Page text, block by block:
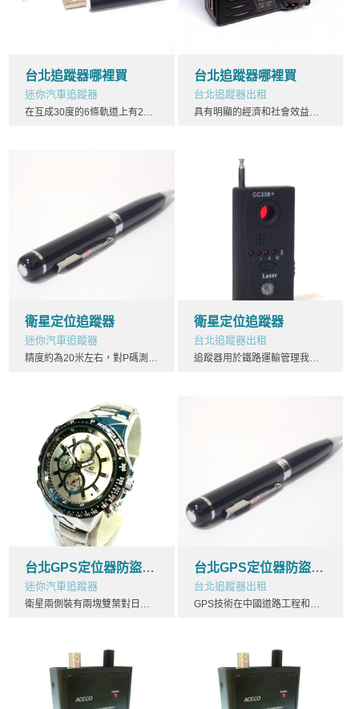
台北追蹤器哪裡買
迷你汽車追蹤器
在互成30度的6條軌道上有21個運作衛星和3個備份衛星。台北追蹤器這也是現在GPS衛星所使用的工作方式。計劃實施GPS計劃的實施共分三個階段：台北追蹤器第一階段為方案論證和初步設計階段。從1978年到1979年，由位於加利福尼亞的范登堡空軍基地採用雙子座火箭發射4顆試驗衛星，衛星運行軌道長半軸為26560km，傾角64度。台北追蹤器
台北追蹤器哪裡買
台北追蹤器出租
具有明顯的經濟和社會效益。台北追蹤器GPS在汽車導航和交通管理中的應用三維導航是GPS的首要功能，飛機、輪船、台北追蹤器地面車輛以及步行者都可以利用GPS導航器進行導航。汽車導航系統是在全球定位系統GPS基礎上發展起來的一門新型技術。汽車導航系統由GPS導航、台北追蹤器自律導航、微處理機、車速感測器
衛星定位追蹤器
迷你汽車追蹤器
精度約為20米左右，對P碼測得的偽距稱為P碼偽距，追蹤器精度約為2米左右。GPS接收機對收到的衛星信號，進行解碼或採用其它技術追蹤器，將調製在載波上的信息去掉后，就可以恢復載波。嚴格而言，載波相位應被稱為載波拍頻相位，它是收到的受多普勒頻移影響的衛星信號載波相位與接收機本機振蕩產生信號相位之差追蹤器。
衛星定位追蹤器
台北追蹤器出租
追蹤器用於鐵路運輸管理我國鐵路開發的基於GPS的電腦管理信息系統，可以通過GPS和電腦網路實時收集全路列車、機車、車輛、追蹤器集裝箱及所運貨物的動態信息，可實現列車、貨物追蹤管理。只要知道貨車的車種、追蹤器車型、車號，就可以立即從近10萬公裡的鐵路網上流動著的幾十萬輛貨車中找到該貨車
台北GPS定位器防盜3G
迷你汽車追蹤器
衛星兩側裝有兩塊雙葉對日定向太陽能電池帆板（BLOCK I），台北GPS定位器全長5.33m，台北GPS定位器接受日光面積為7.2 {displaystyle m^{2}} m^{2}。對日定向系統控制兩翼電池帆板旋轉，使板面始終對準太陽，為衛星不斷提供電力，並給三組15Ah鎳鎘電池充電，以保證衛星在地球陰影部分仍能正常工作。在星體底部裝有12個單元的多波束定向天線台北GPS定位器台北GPS定位器
台北GPS定位器防盜3G
台北追蹤器出租
GPS技術在中國道路工程和交通管理中的應用還剛剛起步，台北GPS定位器隨著中國經濟的發展，高等級公路的快速修建和GPS技術的應用研究的逐步深入台北GPS定位器，其在道路工程中的應用也會更加廣泛和深入，併發揮更大的作用。台北GPS定位器